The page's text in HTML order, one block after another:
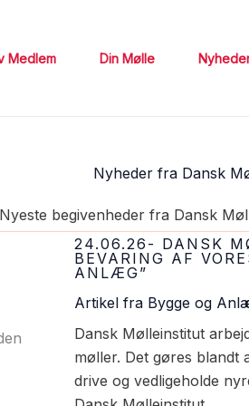
Medlem Din Mølle
Nyheder fra Dansk
Nyeste begivenheder fra Dansk
24.06.26- DANSK
BEVARING AF
ANLÆG”
Artikel fra Bygge og
Dansk Mølleinstitut
møller. Det gøres blandt
drive og vedligeholde